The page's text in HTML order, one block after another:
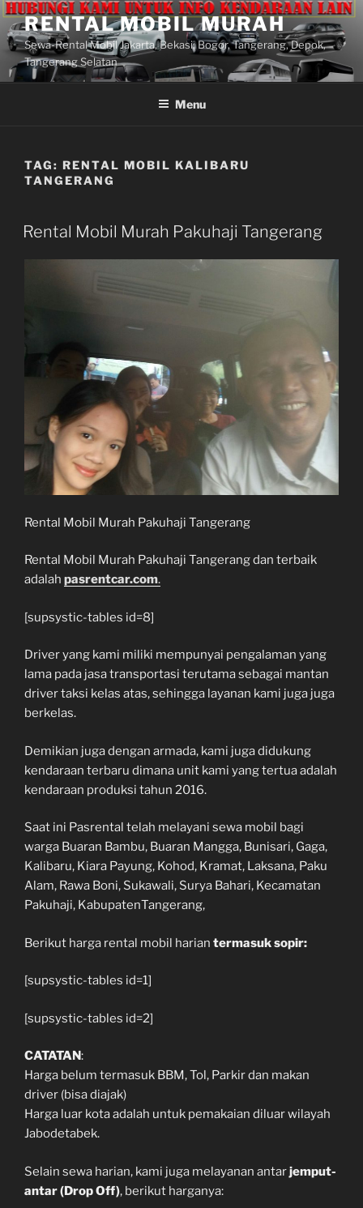
Lompat
ke
konten
RENTAL MOBIL MURAH
Sewa-Rental Mobil Jakarta, Bekasi, Bogor, Tangerang, Depok,
Tangerang Selatan
Menu
TAG: RENTAL MOBIL KALIBARU
TANGERANG
Rental Mobil Murah Pakuhaji Tangerang
Rental Mobil Murah Pakuhaji Tangerang
Rental Mobil Murah Pakuhaji Tangerang dan terbaik
adalah pasrentcar.com.
[supsystic-tables id=8]
Driver yang kami miliki mempunyai pengalaman yang
lama pada jasa transportasi terutama sebagai mantan
driver taksi kelas atas, sehingga layanan kami juga juga
berkelas.
Demikian juga dengan armada, kami juga didukung
kendaraan terbaru dimana unit kami yang tertua adalah
kendaraan produksi tahun 2016.
Saat ini Pasrental telah melayani sewa mobil bagi
warga Buaran Bambu, Buaran Mangga, Bunisari, Gaga,
Kalibaru, Kiara Payung, Kohod, Kramat, Laksana, Paku
Alam, Rawa Boni, Sukawali, Surya Bahari, Kecamatan
Pakuhaji, KabupatenTangerang,
Berikut harga rental mobil harian termasuk sopir:
[supsystic-tables id=1]
[supsystic-tables id=2]
CATATAN:
Harga belum termasuk BBM, Tol, Parkir dan makan
driver (bisa diajak)
Harga luar kota adalah untuk pemakaian diluar wilayah
Jabodetabek.
Selain sewa harian, kami juga melayanan antarjemput-
antar (Drop Off), berikut harganya: